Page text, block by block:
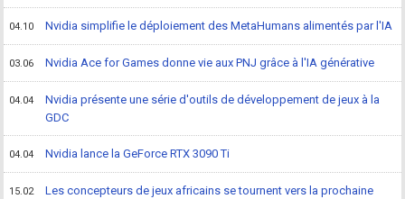
04.10 Nvidia simplifie le déploiement des MetaHumans alimentés par l'IA
03.06 Nvidia Ace for Games donne vie aux PNJ grâce à l'IA générative
04.04
Nvidia présente une série d'outils de développement de jeux à la
GDC
04.04 Nvidia lance la GeForce RTX 3090 Ti
15.02
Les concepteurs de jeux africains se tournent vers la prochaine